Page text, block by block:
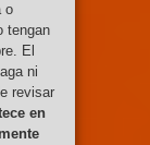
o
tengan
El
ni
revisar
en